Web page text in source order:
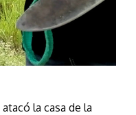
la casa de la